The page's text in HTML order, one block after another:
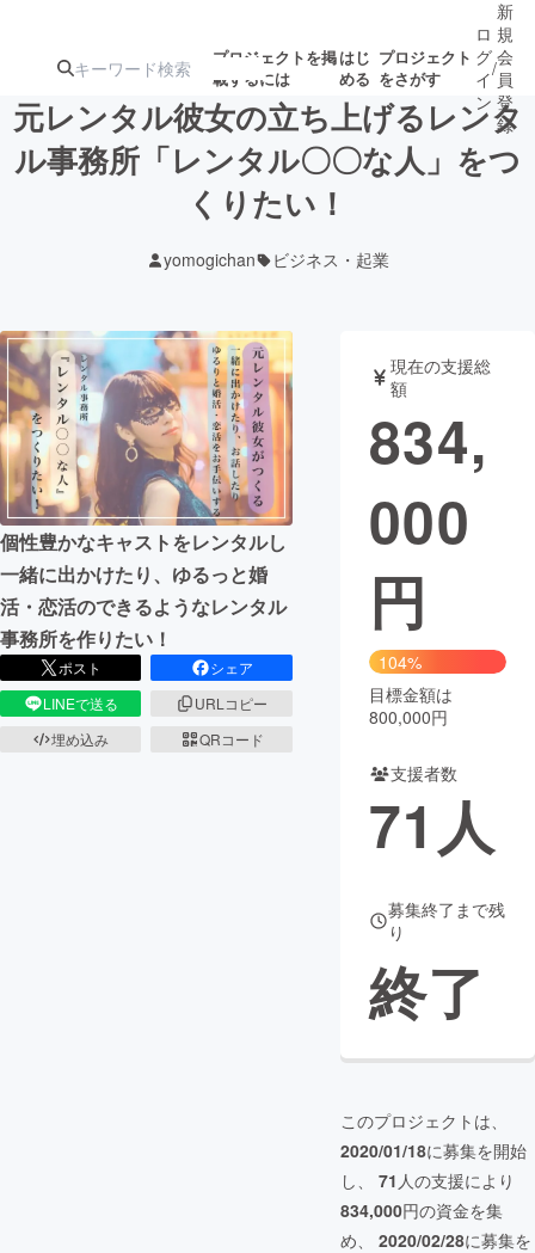
プロジェクトを掲
載するには
はじ
める
プロジェクト
をさがす
注目の新着プロ
ジェクト
募集終了が近いプ
テクノロジー・ガジェット
映像・映画 書籍・雑誌
ビジネス・起業 チャレンジ
まちづくり・地域活性化
CAMPFIRE for Social Good CAMPFIRE Creation
CAMPFIREふるさと納税
コミュニティ
ロ
グ
イ
ン
/
新
規
会
員
登
録
元レンタル彼女の立ち上げるレンタ
ル事務所「レンタル〇〇な人」をつ
くりたい！
yomogichan ビジネス・起業
個性豊かなキャストをレンタルし
一緒に出かけたり、ゆるっと婚
活・恋活のできるようなレンタル
事務所を作りたい！
ポスト
シェア
LINEで送る
URLコピー
埋め込み
QRコード
現在の支援総
額
834,
000
円
104%
目標金額は
800,000円
支援者数
71 人
募集終了まで残
り
終了
このプロジェクトは、
2020/01/18に募集を開始
し、 71 人の支援により
834,000円の資金を集
め、 2020/02/28に募集を